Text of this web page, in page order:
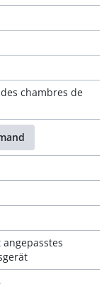
chambres de